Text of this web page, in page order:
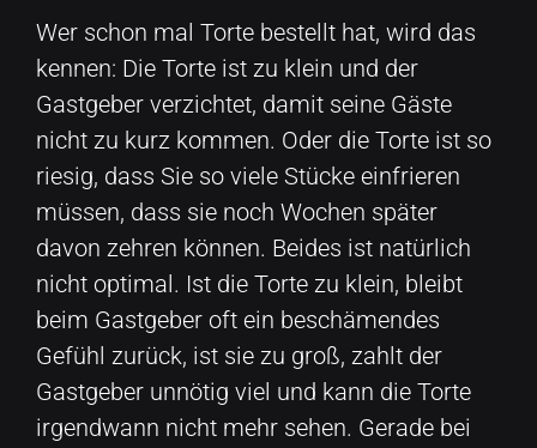
Wer schon mal Torte bestellt hat, wird das
kennen: Die Torte ist zu klein und der
Gastgeber verzichtet, damit seine Gäste
nicht zu kurz kommen. Oder die Torte ist so
riesig, dass Sie so viele Stücke einfrieren
müssen, dass sie noch Wochen später
davon zehren können. Beides ist natürlich
nicht optimal. Ist die Torte zu klein, bleibt
beim Gastgeber oft ein beschämendes
Gefühl zurück, ist sie zu groß, zahlt der
Gastgeber unnötig viel und kann die Torte
irgendwann nicht mehr sehen. Gerade bei